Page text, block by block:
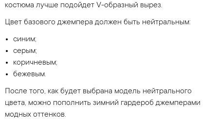
костюма лучше подойдет V-образный вырез.
Цвет базового джемпера должен быть нейтральным:
синим;
серым;
коричневым;
бежевым.
После того, как будет выбрана модель нейтрального
цвета, можно пополнить зимний гардероб джемперами
модных оттенков.